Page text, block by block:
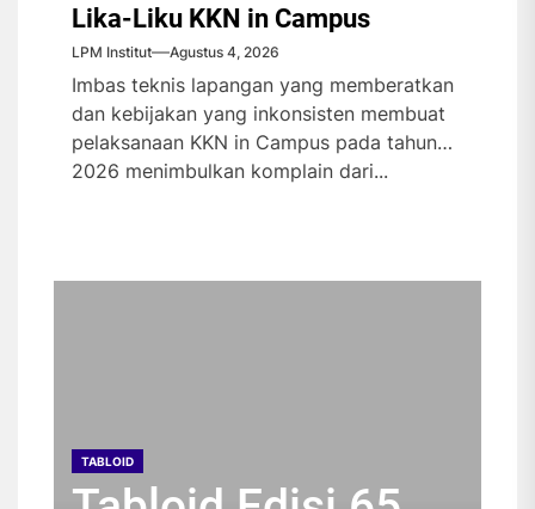
Lika-Liku KKN in Campus
LPM Institut Agustus 4, 2026
Imbas teknis lapangan yang memberatkan
dan kebijakan yang inkonsisten membuat
pelaksanaan KKN in Campus pada tahun
2026 menimbulkan komplain dari...
TABLOID
TABLOID
TABLOID
TABLOID